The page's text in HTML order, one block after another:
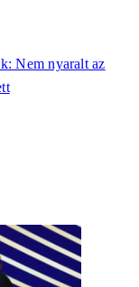
Nem nyaralt az